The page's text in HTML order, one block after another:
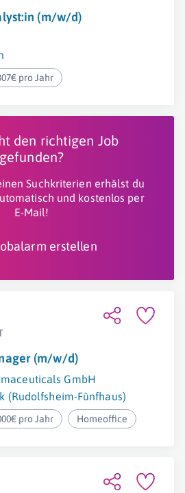
(m/w/d)
pro Jahr
den richtigen Job
gefunden?
Suchkriterien erhälst du
und kostenlos per
E-Mail!
erstellen
(m/w/d)
GmbH
(Rudolfsheim-Fünfhaus)
pro Jahr Homeoffice